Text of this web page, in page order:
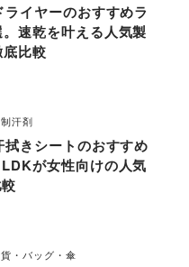
ライヤーのおすすめラ
速乾を叶える人気製
比較
汗剤
拭きシートのおすすめ
が女性向けの人気
・バッグ・傘